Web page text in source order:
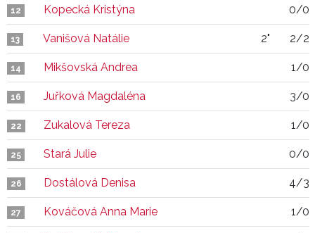
12 Kopecká Kristýna 0/0
13 Vanišová Natálie 2" 2/2
14 Mikšovská Andrea 1/0
16 Juřková Magdaléna 3/0
22 Zukalová Tereza 1/0
25 Stará Julie 0/0
26 Dostálová Denisa 4/3
27 Kováčová Anna Marie 1/0